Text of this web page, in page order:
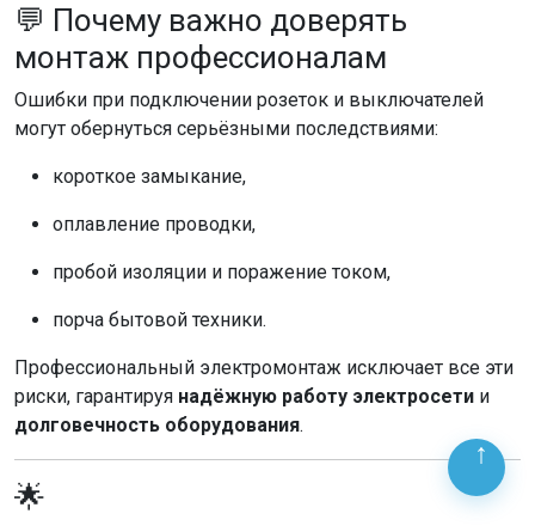
💬 Почему важно доверять
монтаж профессионалам
Ошибки при подключении розеток и выключателей
могут обернуться серьёзными последствиями:
короткое замыкание,
оплавление проводки,
пробой изоляции и поражение током,
порча бытовой техники.
Профессиональный электромонтаж исключает все эти
риски, гарантируя надёжную работу электросети и
долговечность оборудования.
🌟